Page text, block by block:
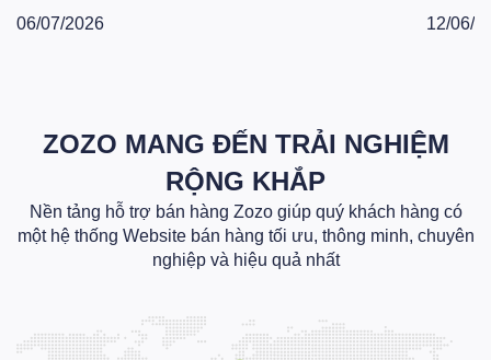
Thương theo hệ thống mới -
06/07/2026
Zozo
12/06/
ZOZO MANG ĐẾN TRẢI NGHIỆM
RỘNG KHẮP
Nền tảng hỗ trợ bán hàng Zozo giúp quý khách hàng có
một hệ thống Website bán hàng tối ưu, thông minh, chuyên
nghiệp và hiệu quả nhất